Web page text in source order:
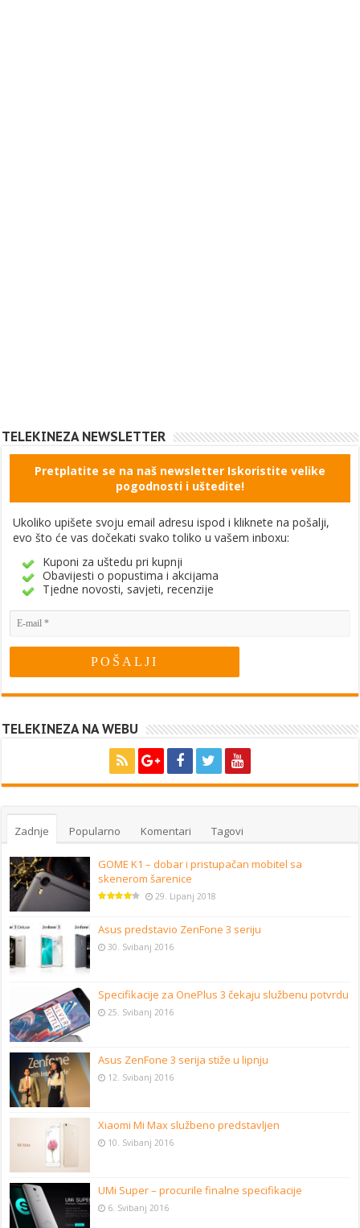
TELEKINEZA NEWSLETTER
Pretplatite se na naš newsletter Iskoristite velike
pogodnosti i uštedite!
Ukoliko upišete svoju email adresu ispod i kliknete na pošalji,
evo što će vas dočekati svako toliko u vašem inboxu:
Kuponi za uštedu pri kupnji
Obavijesti o popustima i akcijama
Tjedne novosti, savjeti, recenzije
TELEKINEZA NA WEBU
Zadnje Popularno Komentari Tagovi
GOME K1 – dobar i pristupačan mobitel sa
skenerom šarenice
29. Lipanj 2018
Asus predstavio ZenFone 3 seriju
30. Svibanj 2016
Specifikacije za OnePlus 3 čekaju službenu potvrdu
25. Svibanj 2016
Asus ZenFone 3 serija stiže u lipnju
12. Svibanj 2016
Xiaomi Mi Max službeno predstavljen
10. Svibanj 2016
UMi Super – procurile finalne specifikacije
6. Svibanj 2016